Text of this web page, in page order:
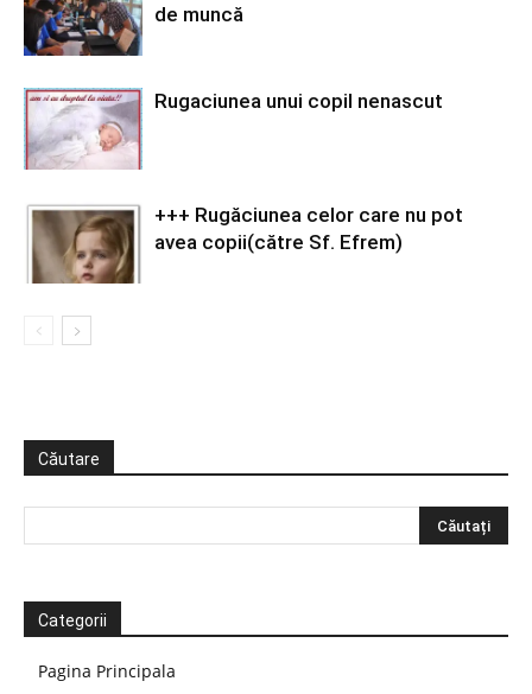
de muncă
Rugaciunea unui copil nenascut
+++ Rugăciunea celor care nu pot
avea copii(către Sf. Efrem)
Căutare
Categorii
Pagina Principala